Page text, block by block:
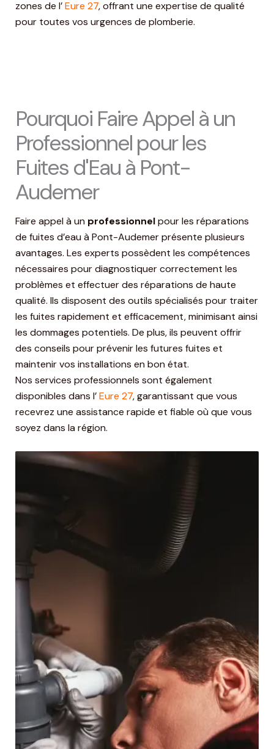
zones de l’Eure 27, offrant une expertise de qualité
pour toutes vos urgences de plomberie.
Pourquoi Faire Appel à un
Professionnel pour les
Fuites d'Eau à Pont-
Audemer
Faire appel à un professionnelpour les réparations
de fuites d’eau à Pont-Audemer présente plusieurs
avantages. Les experts possèdent les compétences
nécessaires pour diagnostiquer correctement les
problèmes et effectuer des réparations de haute
qualité. Ils disposent des outils spécialisés pour traiter
les fuites rapidement et efficacement, minimisant ainsi
les dommages potentiels. De plus, ils peuvent offrir
des conseils pour prévenir les futures fuites et
maintenir vos installations en bon état.
Nos services professionnels sont également
disponibles dans l’Eure 27, garantissant que vous
recevrez une assistance rapide et fiable où que vous
soyez dans la région.